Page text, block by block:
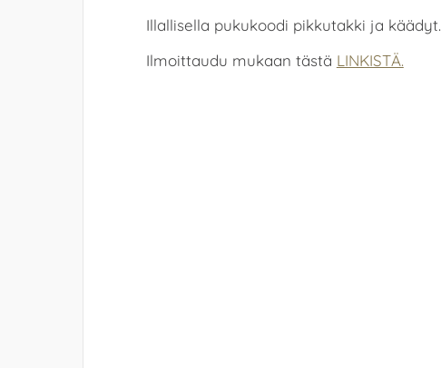
Illallisella pukukoodi pikkutakki ja käädyt.
Ilmoittaudu mukaan tästä LINKISTÄ.